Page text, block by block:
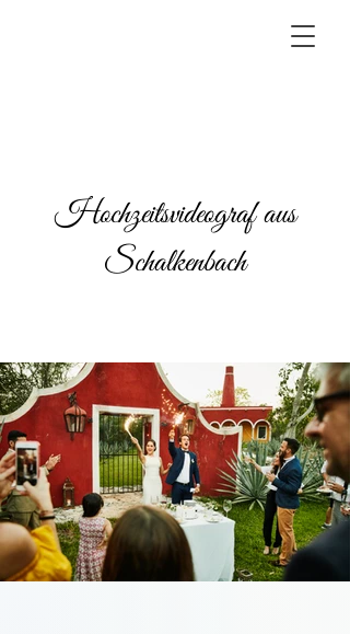
Hochzeitsvideograf aus
Schalkenbach